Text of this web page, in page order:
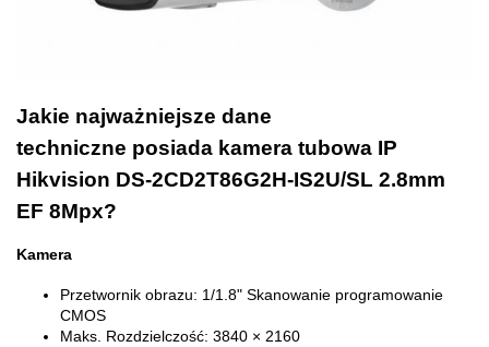
Jakie najważniejsze dane
techniczne posiada kamera tubowa IP
Hikvision DS-2CD2T86G2H-IS2U/SL 2.8mm
EF 8Mpx?
Kamera
Przetwornik obrazu: 1/1.8" Skanowanie programowanie
CMOS
Maks. Rozdzielczość: 3840 × 2160